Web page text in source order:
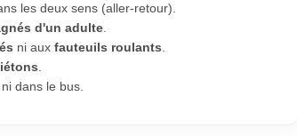
les deux sens (aller-retour).
d'un adulte.
ni aux fauteuils roulants
dans le bus.